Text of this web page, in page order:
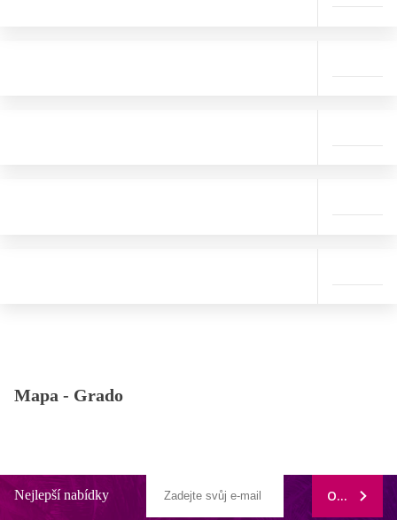
Mapa - Grado
Nejlepší nabídky ODEBÍRAT